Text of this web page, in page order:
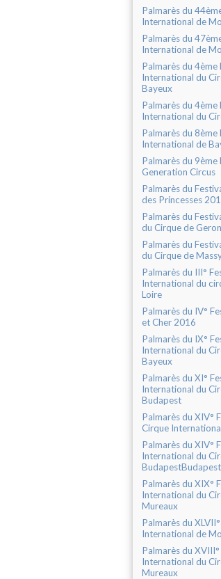
Palmarès du
International de
Palmarès du
International de
Palmarès du 4ème
International du
Bayeux
Palmarès du 4ème
International du
Palmarès du 8ème
International de
Palmarès du 9ème
Generation Circus
Palmarès du
des Princesses
Palmarès du
du Cirque de
Palmarès du
du Cirque de
Palmarès du III°
International du
Loire
Palmarès du IV°
et Cher 2016
Palmarès du IX°
International du
Bayeux
Palmarès du XI°
International du
Budapest
Palmarès du XIV°
Cirque
Palmarès du XIV°
International du
BudapestBudapest
Palmarès du XIX°
International du
Mureaux
Palmarès du
International de
Palmarès du
International du
Mureaux